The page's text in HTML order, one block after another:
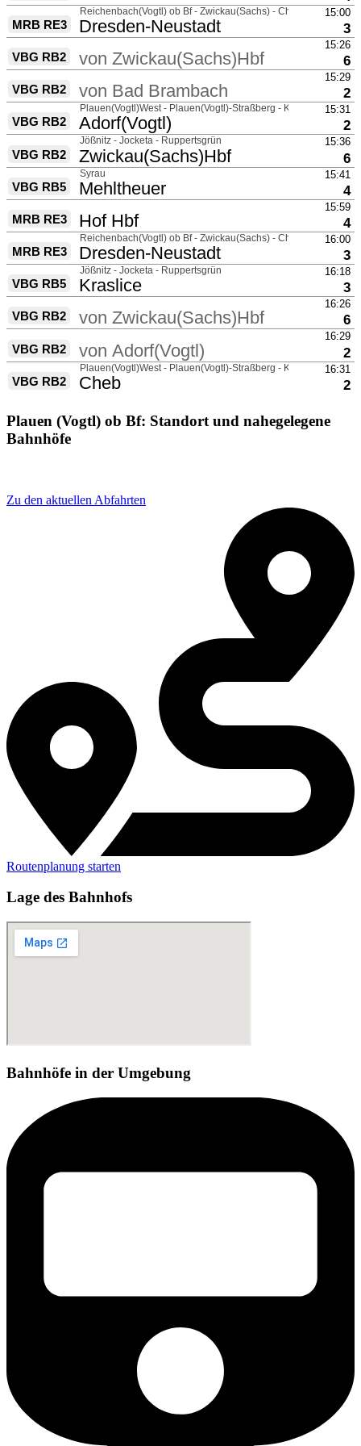
Plauen (Vogtl) ob Bf: Standort und nahegelegene
Bahnhöfe
Zu den aktuellen Abfahrten
Routenplanung starten
Lage des Bahnhofs
Bahnhöfe in der Umgebung